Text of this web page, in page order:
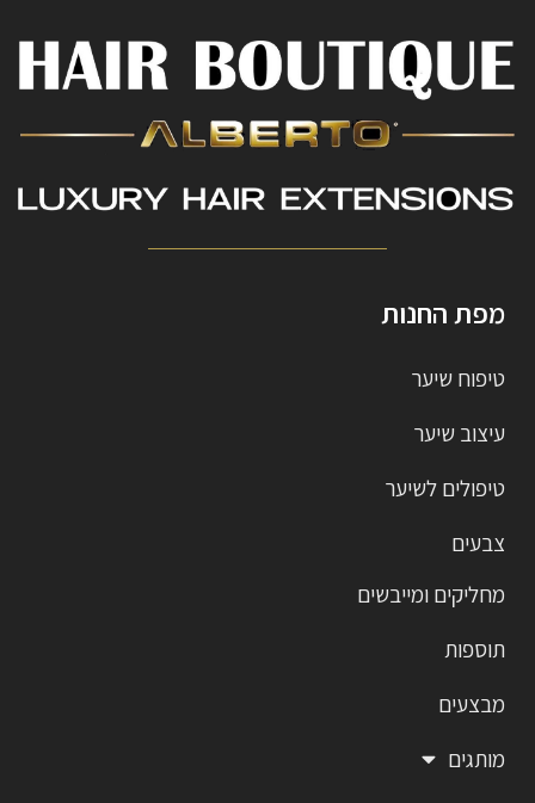
מפת החנות
טיפוח שיער
עיצוב שיער
טיפולים לשיער
צבעים
מחליקים ומייבשים
תוספות
מבצעים
מותגים